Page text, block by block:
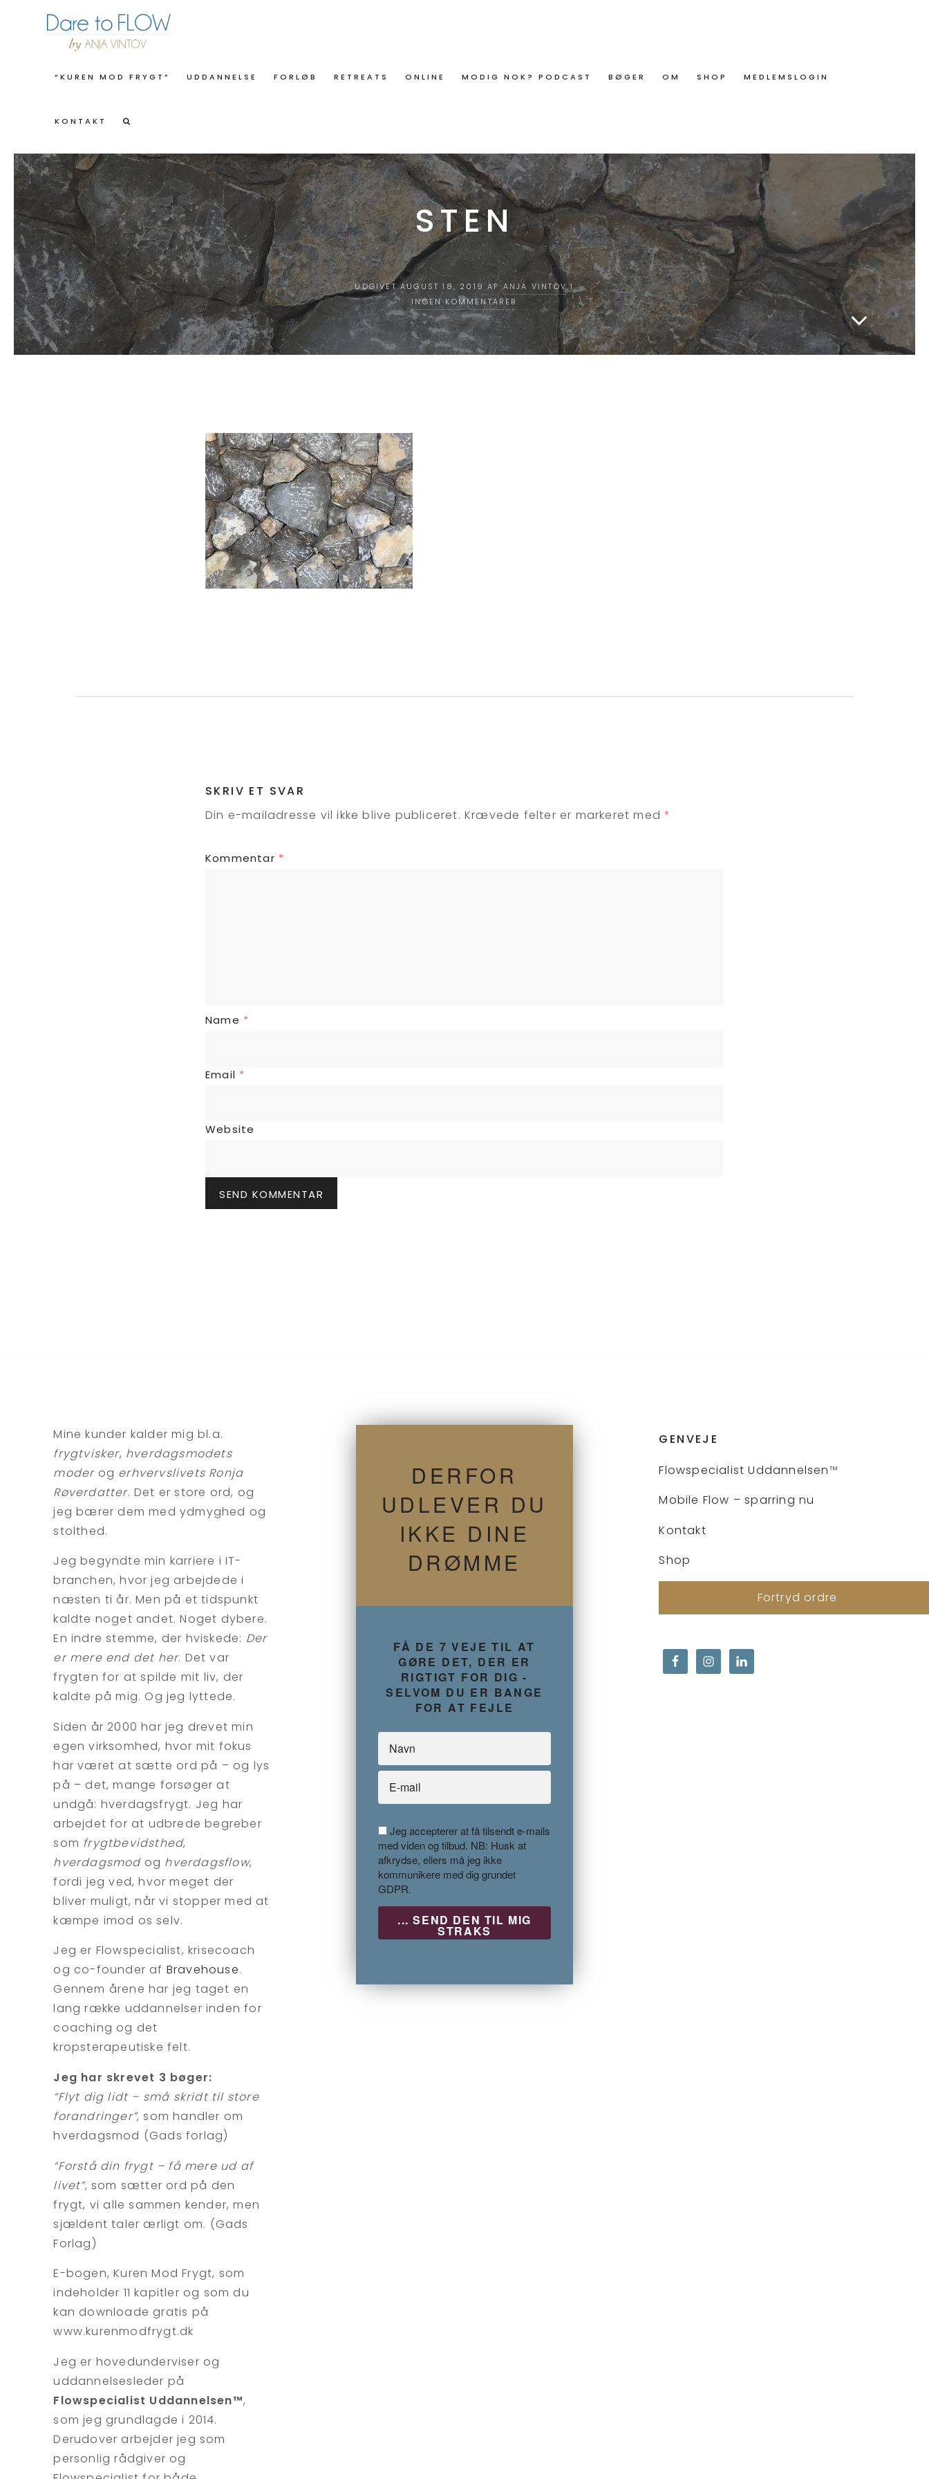
“KUREN MOD FRYGT” UDDANNELSE FORLØB RETREATS ONLINE MODIG NOK? PODCAST BØGER OM SHOP MEDLEMSLOGIN
KONTAKT
STEN
UDGIVET AUGUST 18, 2019 AFANJA VINTOVI
INGEN KOMMENTARER
SKRIV ET SVAR
Din e-mailadresse vil ikke blive publiceret. Krævede felter er markeret med*
Kommentar *
Name *
Email *
Website
Mine kunder kalder mig bl.a.
frygtvisker, hverdagsmodets
moderog erhvervslivets Ronja
Røverdatter. Det er store ord, og
jeg bærer dem med ydmyghed og
stolthed.
Jeg begyndte min karriere i IT-
branchen, hvor jeg arbejdede i
næsten ti år. Men på et tidspunkt
kaldte noget andet. Noget dybere.
En indre stemme, der hviskede: Der
er mere end det her. Det var
frygten for at spilde mit liv, der
kaldte på mig. Og jeg lyttede.
Siden år 2000 har jeg drevet min
egen virksomhed, hvor mit fokus
har været at sætte ord på – og lys
på – det, mange forsøger at
undgå: hverdagsfrygt. Jeg har
arbejdet for at udbrede begreber
som frygtbevidsthed,
hverdagsmodog hverdagsflow,
fordi jeg ved, hvor meget der
bliver muligt, når vi stopper med at
kæmpe imod os selv.
Jeg er Flowspecialist, krisecoach
og co-founder af Bravehouse.
Gennem årene har jeg taget en
lang række uddannelser inden for
coaching og det
kropsterapeutiske felt.
Jeg har skrevet 3 bøger:
“Flyt dig lidt – små skridt til store
forandringer”, som handler om
hverdagsmod (Gads forlag)
“Forstå din frygt – få mere ud af
livet”, som sætter ord på den
frygt, vi alle sammen kender, men
sjældent taler ærligt om. (Gads
Forlag)
E-bogen, Kuren Mod Frygt, som
indeholder 11 kapitler og som du
kan downloade gratis på
www.kurenmodfrygt.dk
Jeg er hovedunderviser og
uddannelsesleder på
Flowspecialist Uddannelsen™,
som jeg grundlagde i 2014.
Derudover arbejder jeg som
personlig rådgiver og
DERFOR
UDLEVER DU
IKKE DINE
DRØMME
FÅ DE 7 VEJE TIL AT
GØRE DET, DER ER
RIGTIGT FOR DIG -
SELVOM DU ER BANGE
FOR AT FEJLE
Jeg accepterer at få tilsendt e-mails
med viden og tilbud. NB: Husk at
afkrydse, ellers må jeg ikke
kommunikere med dig grundet
GDPR.
GENVEJE
Flowspecialist Uddannelsen™
Mobile Flow – sparring nu
Kontakt
Shop
Fortryd ordre